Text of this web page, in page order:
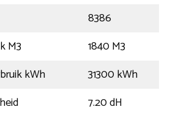
8386
M3
1840 M3
kWh
31300 kWh
7.20 dH